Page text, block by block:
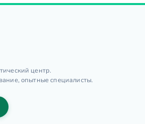
центр.
опытные специалисты.